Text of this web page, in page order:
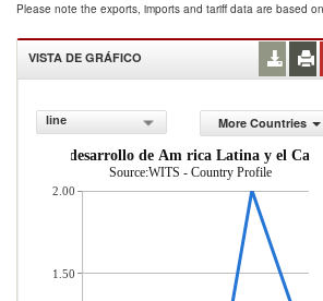
Please note the exports, imports and tariff data are based
VISTA DE GRÁFICO
line
More Countries
as en desarrollo de Am rica Latina y el
Source:WITS - Country Profile
2.00
1.50